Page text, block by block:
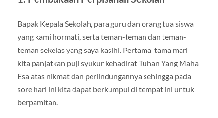
Bapak Kepala Sekolah, para guru dan orang tua siswa
yang kami hormati, serta teman-teman dan teman-
teman sekelas yang saya kasihi. Pertama-tama mari
kita panjatkan puji syukur kehadirat Tuhan Yang Maha
Esa atas nikmat dan perlindungannya sehingga pada
sore hari ini kita dapat berkumpul di tempat ini untuk
berpamitan.